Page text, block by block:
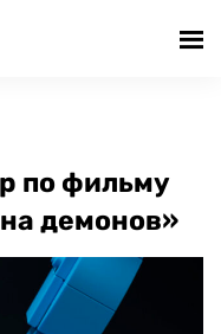
по фильму
демонов»